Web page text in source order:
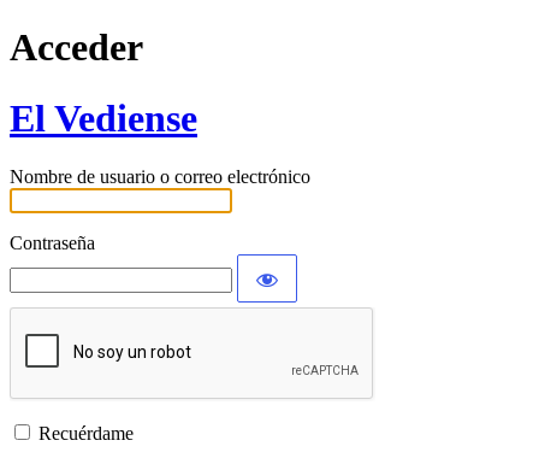
Acceder
El Vediense
Nombre de usuario o correo electrónico
Contraseña
Recuérdame